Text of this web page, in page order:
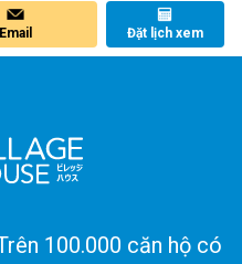
Email Đặt lịch xem
100.000 căn hộ có